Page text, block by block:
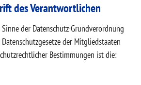
des Verantwortlichen
der Datenschutz-Grundverordnung
der Mitgliedstaaten
Bestimmungen ist die: